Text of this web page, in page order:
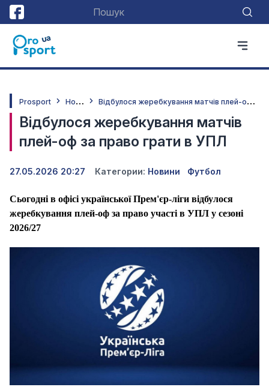
Prosport Н
овини В
ідбулося жеребкування матчів плей-оф за право грати в УПЛ
Відбулося жеребкування матчів
плей-оф за право грати в УПЛ
27.05.2026 20:27 Категории: Новини Футбол
Сьогодні в офісі української Прем'єр-ліги відбулося
жеребкування плей-оф за право участі в УПЛ у сезоні
2026/27